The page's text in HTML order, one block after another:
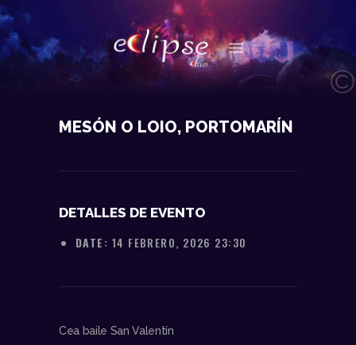
DATOS TÉCNICOS
CONTACTO
MESÓN O LOIO, PORTOMARÍN
DETALLES DE EVENTO
DATE: 14 FEBRERO, 2026 23:30
Cea baile San Valentín